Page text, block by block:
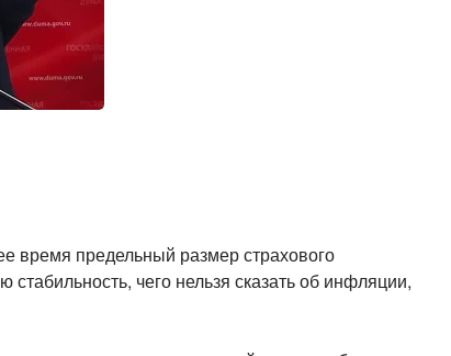
время предельный размер страхового
чего нельзя сказать об инфляции,